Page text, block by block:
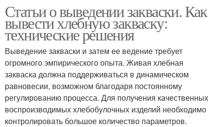
Статьи о выведении закваски. Как
вывести хлебную закваску:
технические решения
Выведение закваски и затем ее ведение требует
огромного эмпирического опыта. Живая хлебная
закваска должна поддерживаться в динамическом
равновесии, возможном благодаря постоянному
регулированию процесса. Для получения качественных
воспроизводимых хлебобулочных изделий необходимо
контролировать большое количество параметров.